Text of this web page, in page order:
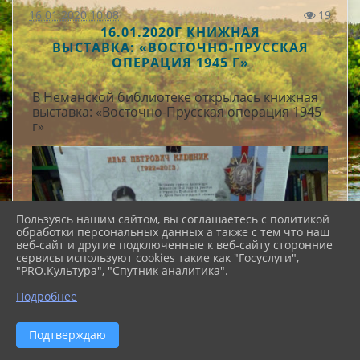
16.01.2020 10:08 19
16.01.2020Г КНИЖНАЯ
ВЫСТАВКА: «ВОСТОЧНО-ПРУССКАЯ
ОПЕРАЦИЯ 1945 Г»
В Неманской библиотеке открылась книжная
выставка: «Восточно-Прусская операция 1945
г»
Пользуясь нашим сайтом, вы соглашаетесь с политикой
обработки персональных данных а также с тем что наш
веб-сайт и другие подключенные к веб-сайту сторонние
сервисы используют cookies такие как "Госуслуги",
"PRO.Культура", "Спутник аналитика".
Подробнее
Подтверждаю